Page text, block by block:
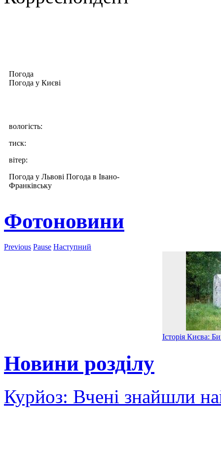
Погода
Погода у Києві
вологість:
тиск:
вітер:
Погода у Львові Погода в Івано-
Франківську
Фотоновини
Previous Pause Наступний
Історія Києва:
Новини розділу
Курйоз: Вчені знайшли